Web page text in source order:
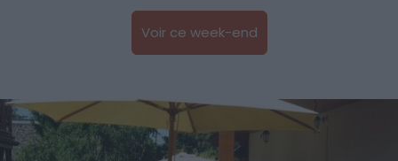
Voir ce week-end